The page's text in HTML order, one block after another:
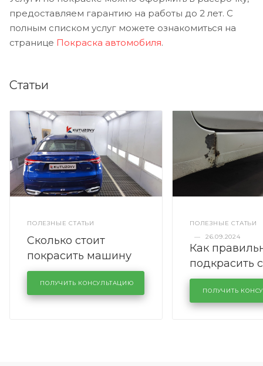
предоставляем гарантию на работы до 2 лет. С
полным списком услуг можете ознакомиться на
странице Покраска автомобиля.
Статьи
ПОЛЕЗНЫЕ СТАТЬИ
Сколько стоит
покрасить машину
полностью
ПОЛУЧИТЬ КОНСУЛЬТАЦИЮ
ПОЛЕЗНЫЕ СТАТЬИ
—
26.09.2024
Как
подкрасить
авто
ПОЛУЧИТЬ